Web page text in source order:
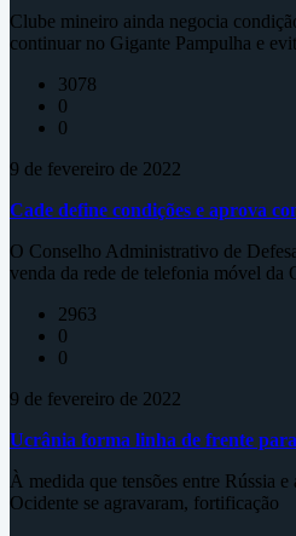
Clube mineiro ainda negocia
continuar no Gigante Pampulha e
3078
0
0
9 de fevereiro de 2022
Cade define condições e aprova
O Conselho Administrativo de
venda da rede de telefonia móvel da
2963
0
0
9 de fevereiro de 2022
Ucrânia forma linha de frente
À medida que tensões entre Rússia
Ocidente se agravaram, fortificação